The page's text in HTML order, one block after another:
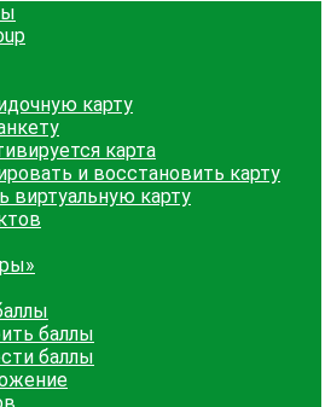
карту
карта
и восстановить карту
виртуальную карту
баллы
баллы